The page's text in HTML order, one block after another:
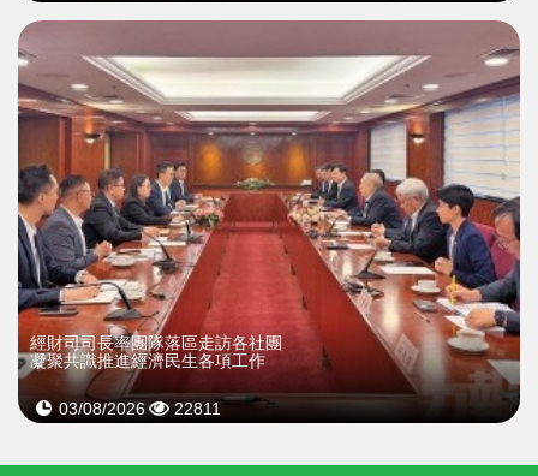
經財司司長率團隊落區走訪各社團
凝聚共識推進經濟民生各項工作
03/08/2026 22811